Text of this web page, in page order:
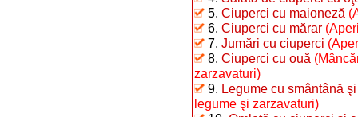
5. Ciuperci cu maioneză
6. Ciuperci cu mărar
7. Jumări cu ciuperci
8. Ciuperci cu ouă
zarzavaturi)
9. Legume cu smântână
legume şi zarzavaturi)